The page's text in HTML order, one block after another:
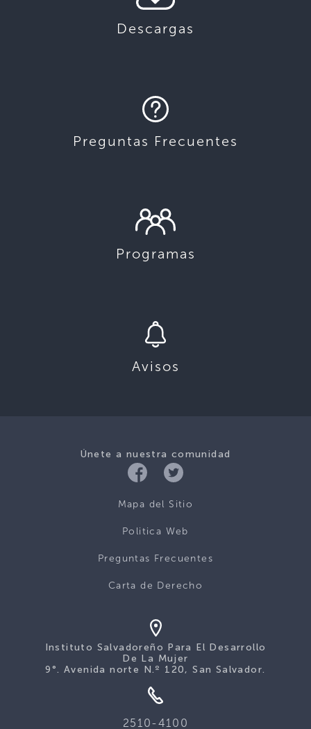
Descargas
Preguntas Frecuentes
Programas
Avisos
Únete a nuestra comunidad
Mapa del Sitio
Politica Web
Preguntas Frecuentes
Carta de Derecho
Instituto Salvadoreño Para El Desarrollo
De La Mujer
9°. Avenida norte N.º 120, San Salvador.
2510-4100